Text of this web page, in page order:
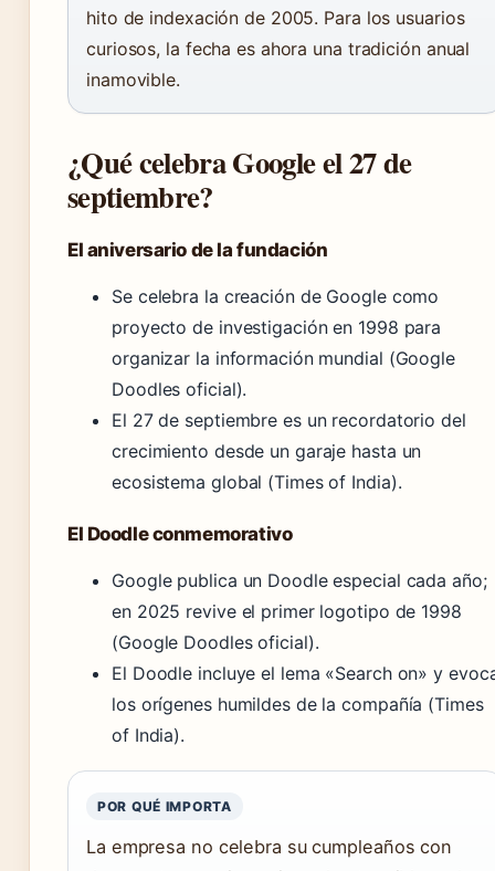
hito de indexación de 2005. Para los usuarios
curiosos, la fecha es ahora una tradición anual
inamovible.
¿Qué celebra Google el 27 de
septiembre?
El aniversario de la fundación
Se celebra la creación de Google como
proyecto de investigación en 1998 para
organizar la información mundial (Google
Doodles oficial).
El 27 de septiembre es un recordatorio del
crecimiento desde un garaje hasta un
ecosistema global (Times of India).
El Doodle conmemorativo
Google publica un Doodle especial cada año;
en 2025 revive el primer logotipo de 1998
(Google Doodles oficial).
El Doodle incluye el lema «Search on» y
los orígenes humildes de la compañía (Times
of India).
POR QUÉ IMPORTA
La empresa no celebra su cumpleaños con